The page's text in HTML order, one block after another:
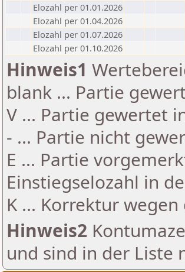
Elozahl per 01.01.2026
Elozahl per 01.04.2026
Elozahl per 01.07.2026
Elozahl per 01.10.2026
Hinweis1
blank ... Partie
V ... Partie gewertet
- ... Partie nicht
E ... Partie
Einstiegselozahl in
K ... Korrektur
Hinweis2
und sind in der Liste